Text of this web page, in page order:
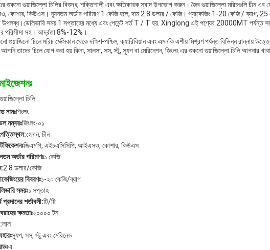
শুকনো গুয়াজিল্লো চিলির বিশুদ্ধ, শক্তিশালী এবং ক্ষতিকারক স্বাদ উপভোগ করুন। জৈব গুয়াজিল্লো মরিচগুলি চীন এর
কোশার, কিউএস। ন্যূনতম অর্ডার পরিমাণ 1 কেজি হলে, দাম 2.8 ডলার / কেজি। প্যাকেজিং 1-20 কেজি / ব্যাগ, 25
উপলব্ধ।ডেলিভারি সময় 1 সপ্তাহের মধ্যে এবং পেমেন্ট শর্ত T / T হয়. Xinglong এই পণ্যের 20000MT পর্যন্ত
পরিসীমা সহ। আর্দ্রতা 8%-12%।
গুয়াজিলো চিলে মরিচ মেক্সিকান থেকে দক্ষিণ-পশ্চিম, ক্যারিবিয়ান এবং এমনকি এশীয় মিশ্রণ পর্যন্ত বিভিন্ন রান্নায়
তাদের চিলে যোগ করা হয় কিনা, সালসা, সস, স্টু, স্যুপ বা মেরিনেশন, জিংলং এর শুকনো গুয়াজিল্লো চিলি আপনার
চিলি
নামঃশিংলং
নম্বরঃজিংলং-০১
হেনান, চীন
জিএমপি, এইচএসিসিপি, আইএসও, কোশার, কিউএস
অর্ডার পরিমাণঃ১ কেজি
2.8 ডলার/কেজি
বিবরণঃ১-২০ কেজি/ব্যাগ
সময়ঃ১ সপ্তাহ
প্রদানের শর্তাবলী:টি/টি
ক্ষমতাঃ২০০০০ টন
লাল
স্যুপ, সস, স্টু এবং মেরিনেড
এ